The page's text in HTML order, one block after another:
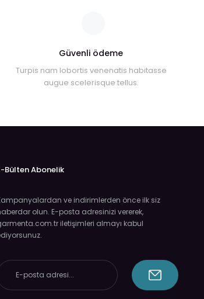
Güvenli ödeme
Turpis nam lobortis venenatis habitasse
augue scelerisque tellus.
Bülten Abonelik
ve indirimlerden önce ilk siz
olun. E-posta adresinizi vererek,
iletişimleri almayı kabul